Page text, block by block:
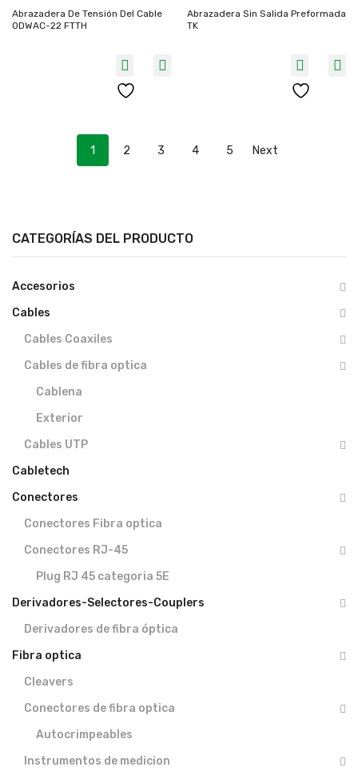
Abrazadera De Tensión Del Cable
ODWAC-22 FTTH
Abrazadera Sin Salida Preformada
TK
1 2 3 4 5 Next
CATEGORÍAS DEL PRODUCTO
Accesorios
Cables
Cables Coaxiles
Cables de fibra optica
Cablena
Exterior
Cables UTP
Cabletech
Conectores
Conectores Fibra optica
Conectores RJ-45
Plug RJ 45 categoria 5E
Derivadores-Selectores-Couplers
Derivadores de fibra óptica
Fibra optica
Cleavers
Conectores de fibra optica
Autocrimpeables
Instrumentos de medicion